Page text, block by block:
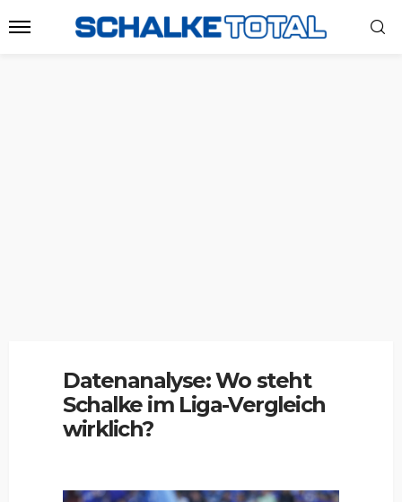
Datenanalyse: Wo steht
Schalke im Liga-Vergleich
wirklich?